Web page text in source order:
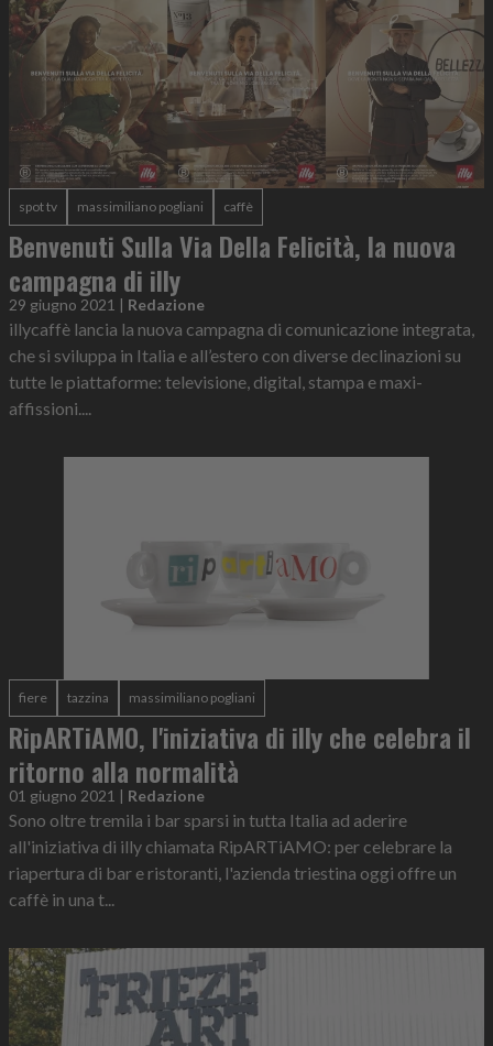
spot tv massimiliano pogliani caffè
Benvenuti Sulla Via Della Felicità, la nuova
campagna di illy
29 giugno 2021 | Redazione
illycaffè lancia la nuova campagna di comunicazione integrata,
che si sviluppa in Italia e all’estero con diverse declinazioni su
tutte le piattaforme: televisione, digital, stampa e maxi-
affissioni....
fiere tazzina massimiliano pogliani
RipARTiAMO, l'iniziativa di illy che celebra il
ritorno alla normalità
01 giugno 2021 | Redazione
Sono oltre tremila i bar sparsi in tutta Italia ad aderire
all'iniziativa di illy chiamata RipARTiAMO: per celebrare la
riapertura di bar e ristoranti, l'azienda triestina oggi offre un
caffè in una t...